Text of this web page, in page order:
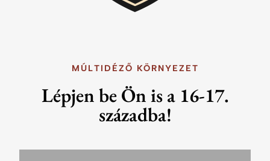
MÚLTIDÉZŐ KÖRNYEZET
Lépjen be Ön is a 16-17.
századba!